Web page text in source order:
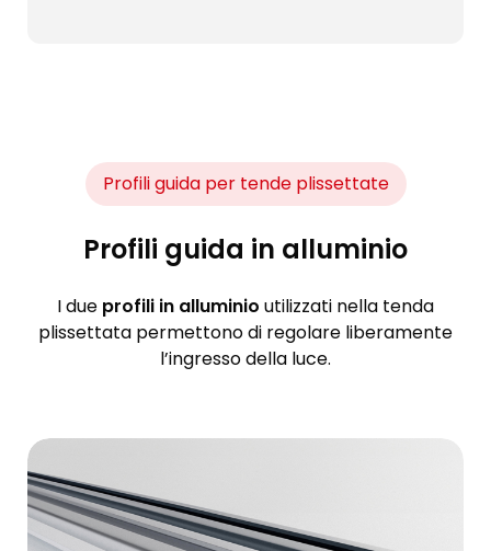
Profili guida per tende plissettate
Profili guida in alluminio
I due profili in alluminio utilizzati nella tenda
plissettata permettono di regolare liberamente
l’ingresso della luce.